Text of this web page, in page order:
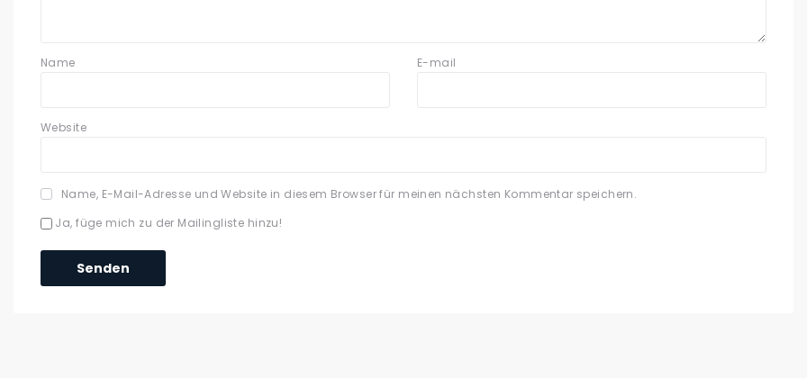
Name E-mail
Website
Name, E-Mail-Adresse und Website in diesem Browser für meinen nächsten Kommentar speichern.
Ja, füge mich zu der Mailingliste hinzu!